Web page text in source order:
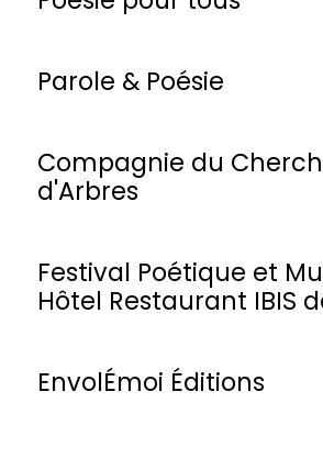
Parole & Poésie
Compagnie du
d'Arbres
Festival Poétique et
Hôtel Restaurant IBIS
EnvolÉmoi Éditions